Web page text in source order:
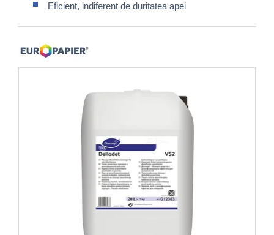
Eficient, indiferent de duritatea apei